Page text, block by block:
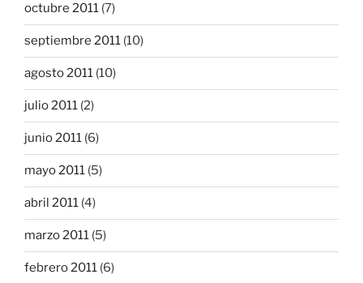
octubre 2011 (7)
septiembre 2011 (10)
agosto 2011 (10)
julio 2011 (2)
junio 2011 (6)
mayo 2011 (5)
abril 2011 (4)
marzo 2011 (5)
febrero 2011 (6)